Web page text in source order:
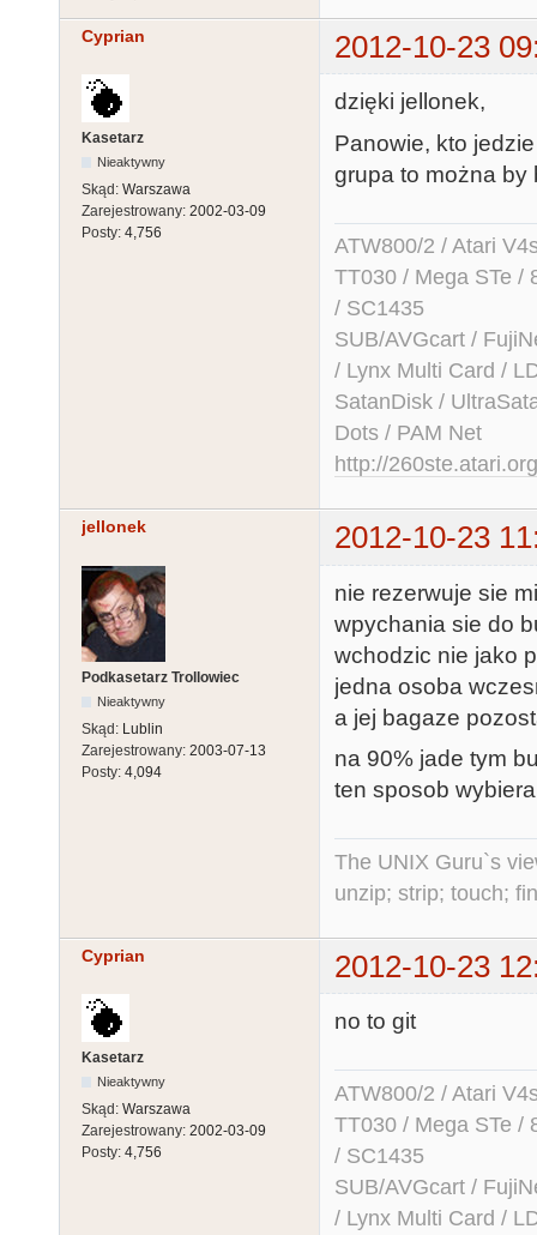
Cyprian 2012-10-23
Kasetarz
Nieaktywny
Skąd: Warszawa
Zarejestrowany: 2002-03-09
Posty: 4,756
dzięki jellonek,
Panowie, kto
grupa to można by
ATW800/2 / Atari
TT030 / Mega STe /
/ SC1435
SUB/AVGcart /
/ Lynx Multi Card /
SatanDisk /
Dots / PAM Net
http://260ste.atari.org
jellonek 2012-10-23
Podkasetarz Trollowiec
Nieaktywny
Skąd: Lublin
Zarejestrowany: 2003-07-13
Posty: 4,094
nie rezerwuje sie
wpychania sie do
wchodzic nie jako
jedna osoba
a jej bagaze
na 90% jade tym
ten sposob
The UNIX Guru`s
unzip; strip; touch;
Cyprian 2012-10-23
Kasetarz
Nieaktywny
Skąd: Warszawa
Zarejestrowany: 2002-03-09
Posty: 4,756
no to git
ATW800/2 / Atari
TT030 / Mega STe /
/ SC1435
SUB/AVGcart /
/ Lynx Multi Card /